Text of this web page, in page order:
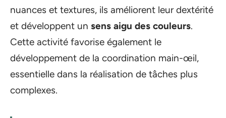
nuances et textures, ils améliorent leur dextérité
et développent un sens aigu des couleurs.
Cette activité favorise également le
développement de la coordination main-œil,
essentielle dans la réalisation de tâches plus
complexes.